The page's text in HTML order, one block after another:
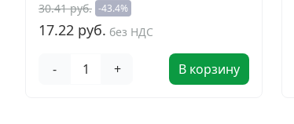
30.41 руб. -43.4%
17.22 руб. без НДС
- + В корзину